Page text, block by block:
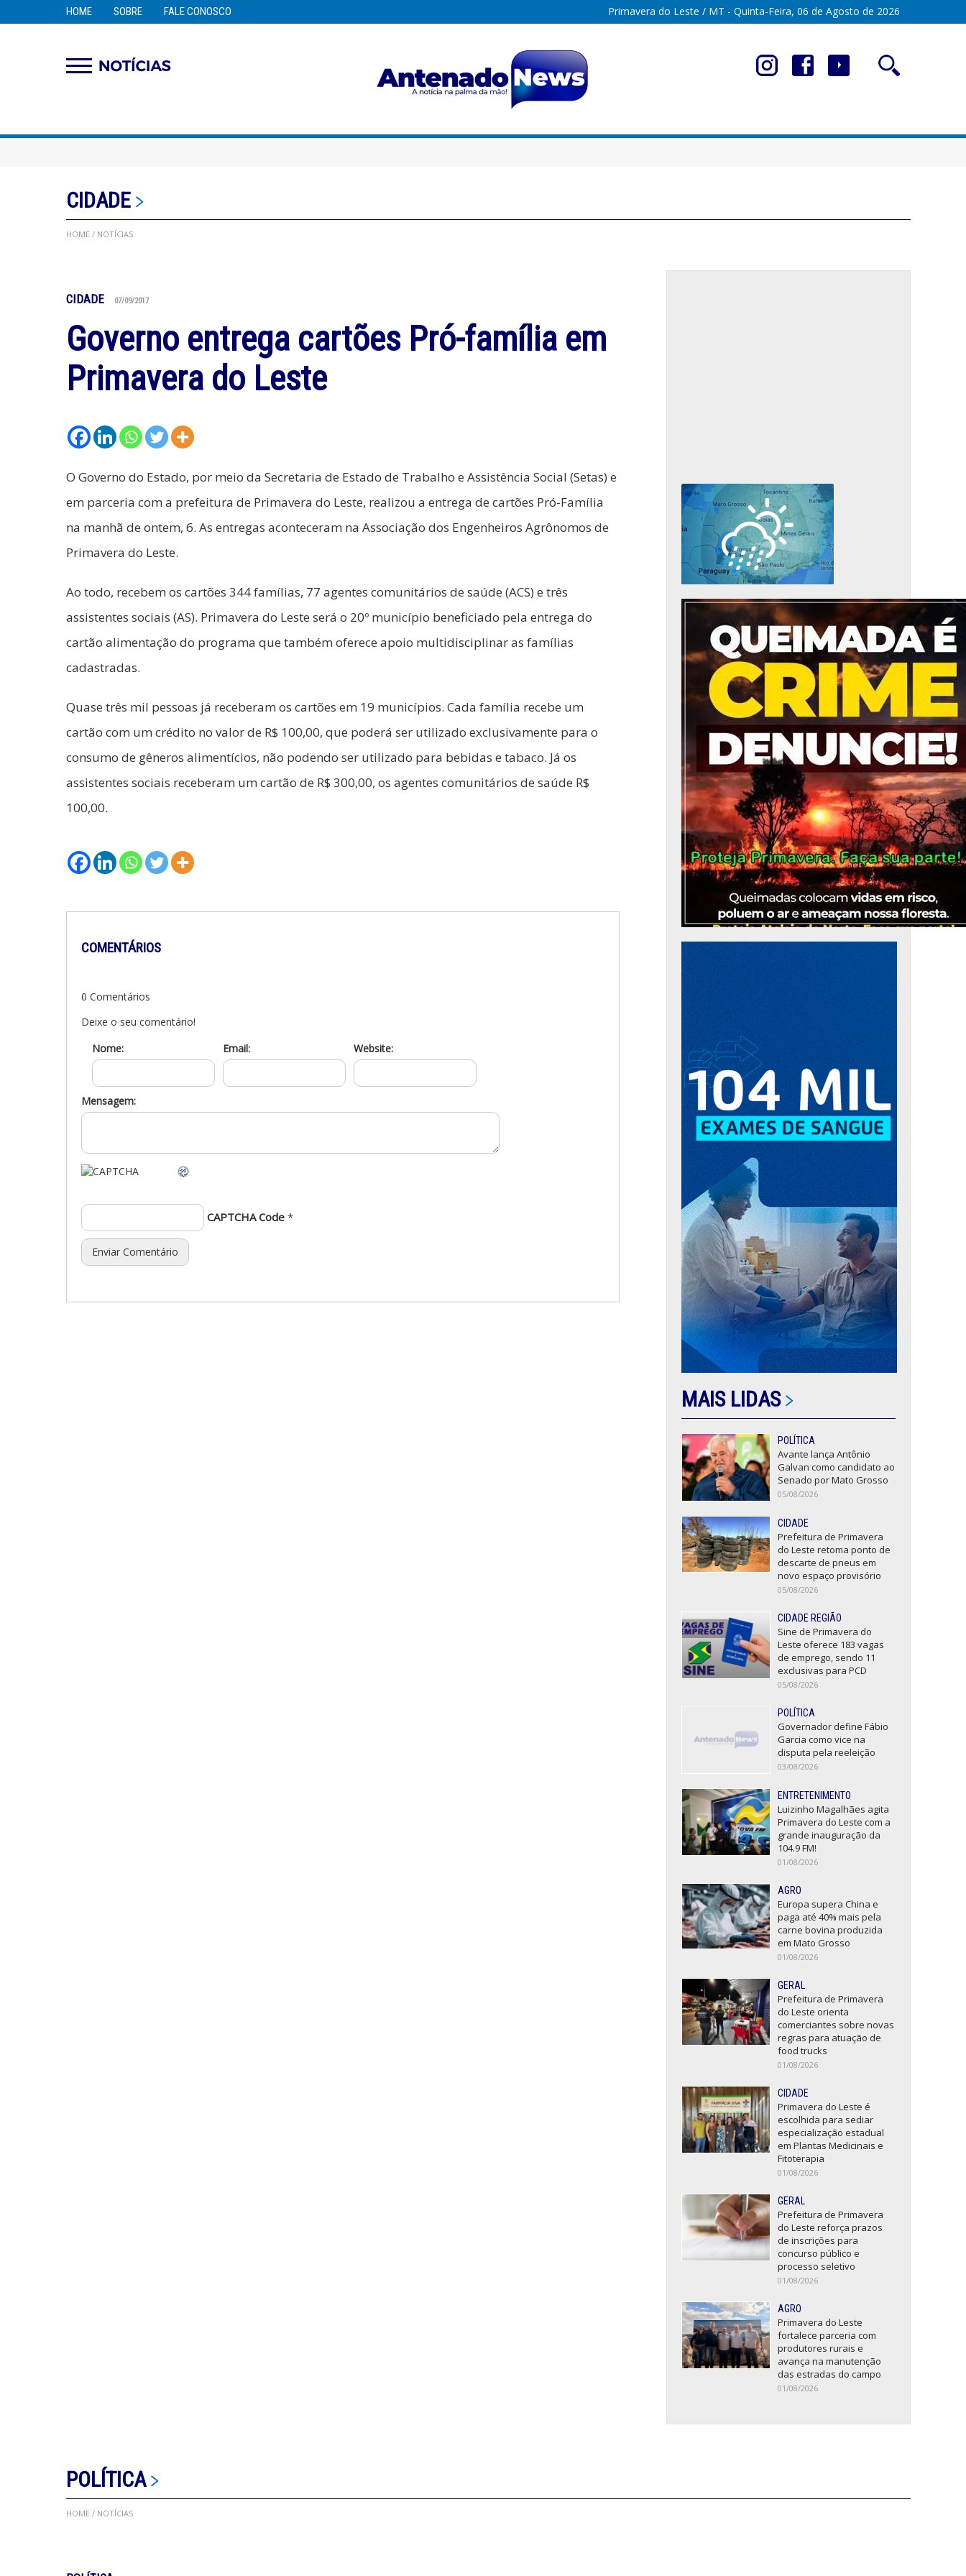
HOME SOBRE FALE CONOSCO Primavera do Leste / MT - Quinta-Feira, 06 de Agosto de 2026
CIDADE
HOME / NOTÍCIAS
CIDADE 07/09/2017
Governo entrega cartões Pró-família em
Primavera do Leste
O Governo do Estado, por meio da Secretaria de Estado de Trabalho e Assistência Social (Setas) e
em parceria com a prefeitura de Primavera do Leste, realizou a entrega de cartões Pró-Família
na manhã de ontem, 6. As entregas aconteceram na Associação dos Engenheiros Agrônomos de
Primavera do Leste.
Ao todo, recebem os cartões 344 famílias, 77 agentes comunitários de saúde (ACS) e três
assistentes sociais (AS). Primavera do Leste será o 20º município beneficiado pela entrega do
cartão alimentação do programa que também oferece apoio multidisciplinar as famílias
cadastradas.
Quase três mil pessoas já receberam os cartões em 19 municípios. Cada família recebe um
cartão com um crédito no valor de R$ 100,00, que poderá ser utilizado exclusivamente para o
consumo de gêneros alimentícios, não podendo ser utilizado para bebidas e tabaco. Já os
assistentes sociais receberam um cartão de R$ 300,00, os agentes comunitários de saúde R$
100,00.
COMENTÁRIOS
0 Comentários
Deixe o seu comentário!
Nome:
Email: Website:
Mensagem:
CAPTCHA Code *
MAIS LIDAS
POLÍTICA
Avante lança Antônio
Galvan como candidato ao
Senado por Mato Grosso
05/08/2026
CIDADE
Prefeitura de Primavera
do Leste retoma ponto de
descarte de pneus em
novo espaço provisório
05/08/2026
CIDADE REGIÃO
Sine de Primavera do
Leste oferece 183 vagas
de emprego, sendo 11
exclusivas para PCD
05/08/2026
POLÍTICA
Governador define Fábio
Garcia como vice na
disputa pela reeleição
03/08/2026
ENTRETENIMENTO
Luizinho Magalhães agita
Primavera do Leste com a
grande inauguração da
104.9 FM!
01/08/2026
AGRO
Europa supera China e
paga até 40% mais pela
carne bovina produzida
em Mato Grosso
01/08/2026
GERAL
Prefeitura de Primavera
do Leste orienta
comerciantes sobre novas
regras para atuação de
food trucks
01/08/2026
CIDADE
Primavera do Leste é
escolhida para sediar
especialização estadual
em Plantas Medicinais e
Fitoterapia
01/08/2026
GERAL
Prefeitura de Primavera
do Leste reforça prazos
de inscrições para
concurso público e
processo seletivo
01/08/2026
AGRO
Primavera do Leste
fortalece parceria com
produtores rurais e
avança na manutenção
das estradas do campo
01/08/2026
POLÍTICA
HOME / NOTÍCIAS